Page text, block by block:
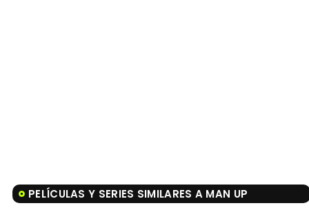
PELÍCULAS Y SERIES SIMILARES A MAN UP